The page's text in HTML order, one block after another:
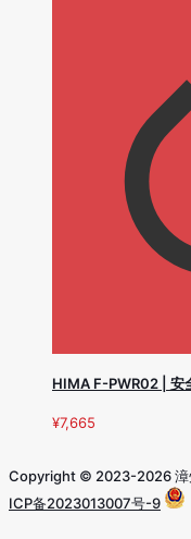
HIMA F-PWR02 | 安
¥7,665
Copyright © 2023-2026 漳
ICP备2023013007号-9